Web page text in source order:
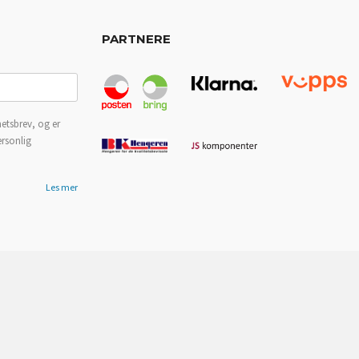
og er
Les mer
PARTNERE